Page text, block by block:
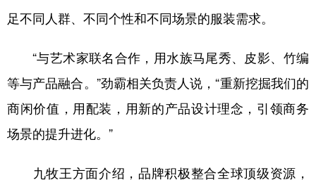
足不同人群、不同个性和不同场景的服装需求。
“与艺术家联名合作，用水族马尾秀、皮影、竹编
等与产品融合。”劲霸相关负责人说，“重新挖掘我们的
商闲价值，用配装，用新的产品设计理念，引领商务
场景的提升进化。”
九牧王方面介绍，品牌积极整合全球顶级资源，